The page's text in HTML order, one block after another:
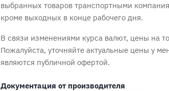
выбранных товаров транспортными
кроме выходных в конце рабочего дня.
В связи изменениями курса валют, цены на
Пожалуйста, уточняйте актуальные цены у
являются публичной офертой.
Документация от производителя